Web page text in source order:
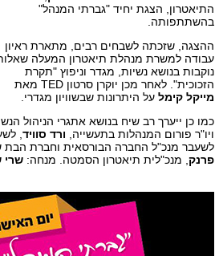
התיאטרון, הצגת יחיד "גברתי המנהל"
בהשתתפותה.
ההצגה, שזכתה לשבחים רבים, מתארת ראיון
עבודה למשרת מנהלת תיאטרון המעלה
נוקבות בנושא נשיות, מגדר וניפוץ "תקרת
הזכוכית". לאחר מכן יוקרן סרטון TED מאת
מייקל קימל על היתרונות שבשוויון מגדרי.
כמו כן ייערך רב שיח בנושא אתגרי הניהול
ויו"ר פורום המנהלות בתעשייה, ורד סוויד ,
לשעבר מנכ"ל החברה הבורסאית וחברת הבת
פרנק , מנכ"לית תיאטרון הסמטה. מנחה: שרי